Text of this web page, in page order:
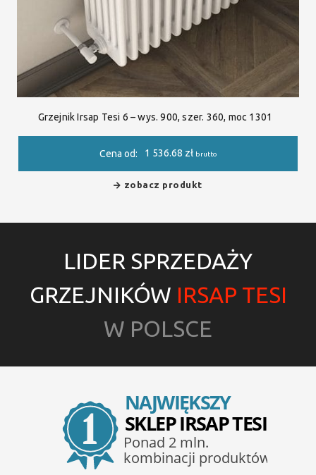
Grzejnik Irsap Tesi 6 – wys. 900, szer. 360, moc 1301
Cena od: 1 536.68 zł brutto
zobacz produkt
LIDER SPRZEDAŻY
GRZEJNIKÓW IRSAP TESI
W POLSCE